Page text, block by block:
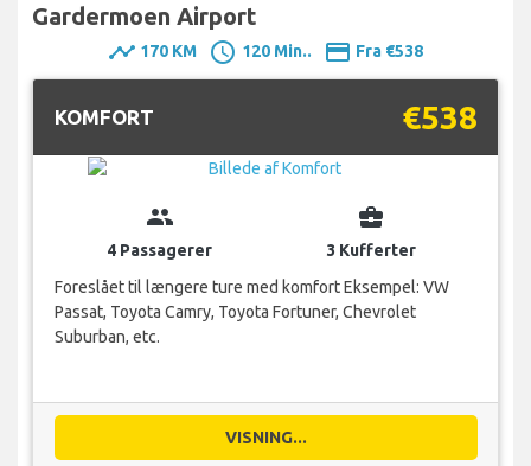
Gardermoen Airport
timeline 170 KM schedule 120 Min.. payment Fra €538
KOMFORT €538
group
4 Passagerer
business_center
3 Kufferter
Foreslået til længere ture med komfort Eksempel: VW
Passat, Toyota Camry, Toyota Fortuner, Chevrolet
Suburban, etc.
VISNING...